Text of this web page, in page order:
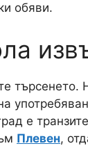
обяви.
търсенето.
е
Плевен,